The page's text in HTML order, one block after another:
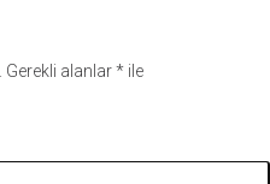
Gerekli alanlar* ile